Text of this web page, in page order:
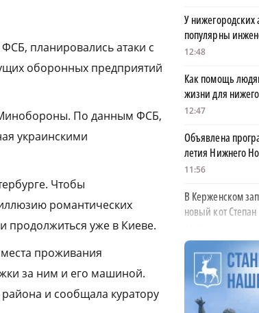
планировались атаки с
оборонных предприятий
Минобороны. По данным ФСБ,
украинскими
Чтобы
романтических
уже в Киеве.
проживания
за ним и его машиной.
и сообщала куратору
У нижегородских
популярны
12:48
Как помощь
жизни для
12:47
Объявлена
летия Нижнего
11:56
В Керженском
новый кот Степан
На 30% вырос
нижегородских
11:00